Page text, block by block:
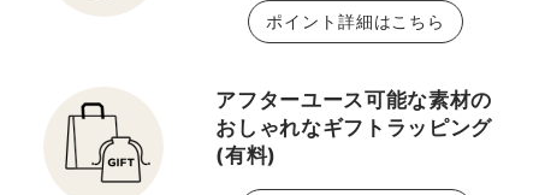
ポイント詳細はこちら
アフターユース可能な素材の
おしゃれなギフトラッピング
(有料)